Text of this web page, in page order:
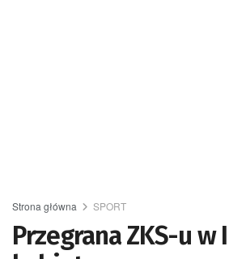
Strona główna SPORT
Przegrana ZKS-u w